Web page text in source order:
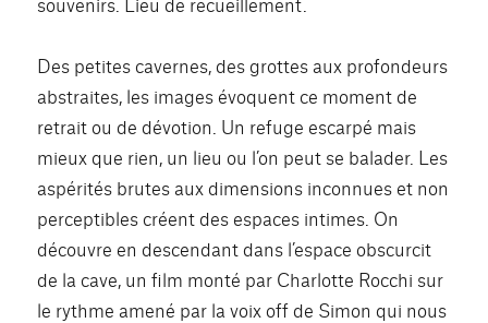
Des petites cavernes, des grottes aux profondeurs
abstraites, les images évoquent ce moment de
retrait ou de dévotion. Un refuge escarpé mais
mieux que rien, un lieu ou l’on peut se balader. Les
aspérités brutes aux dimensions inconnues et non
perceptibles créent des espaces intimes. On
découvre en descendant dans l’espace obscurcit
de la cave, un film monté par Charlotte Rocchi sur
le rythme amené par la voix off de Simon qui nous